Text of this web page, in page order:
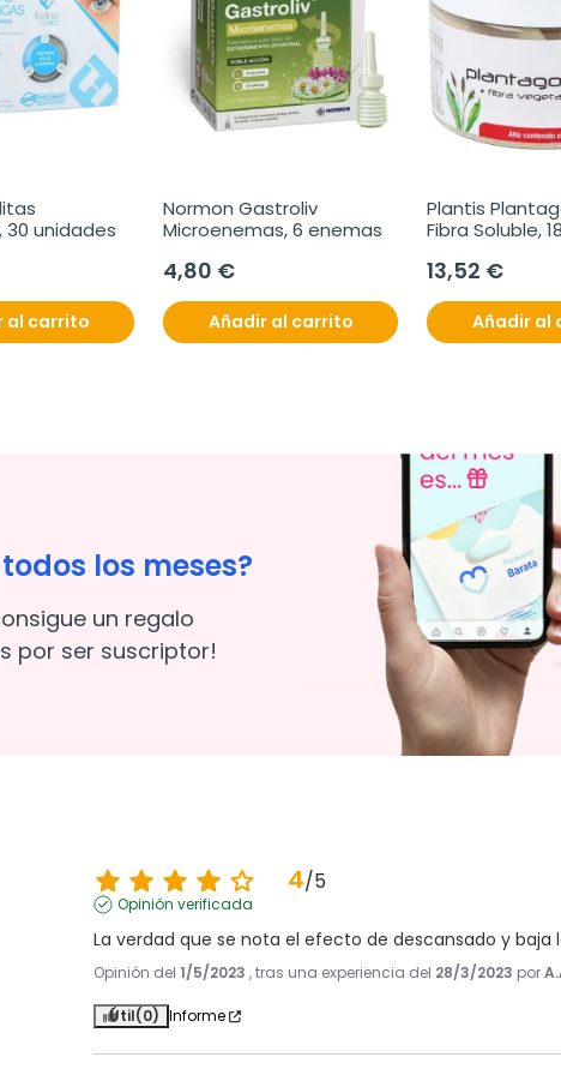
unidades
al carrito
Normon Gastroliv
Microenemas, 6 enemas
4,80 €
Añadir al carrito
Plantis
Fibra Soluble,
13,52 €
Añadir al
todos los meses?
un regalo
por ser suscriptor!
4/5
Opinión verificada
La verdad que se nota el efecto de descansado y baja
Opinión del 1/5/2023 , tras una experiencia del 28/3/2023 por
Útil(0) Informe